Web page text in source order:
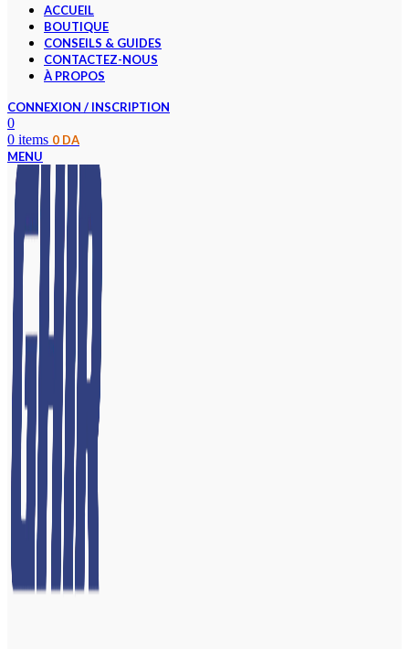
ACCUEIL
BOUTIQUE
CONSEILS & GUIDES
CONTACTEZ-NOUS
À PROPOS
CONNEXION / INSCRIPTION
0
0 items 0 DA
MENU